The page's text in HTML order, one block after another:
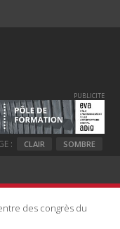
PUBLICITE
: CLAIR SOMBRE
des congrès du